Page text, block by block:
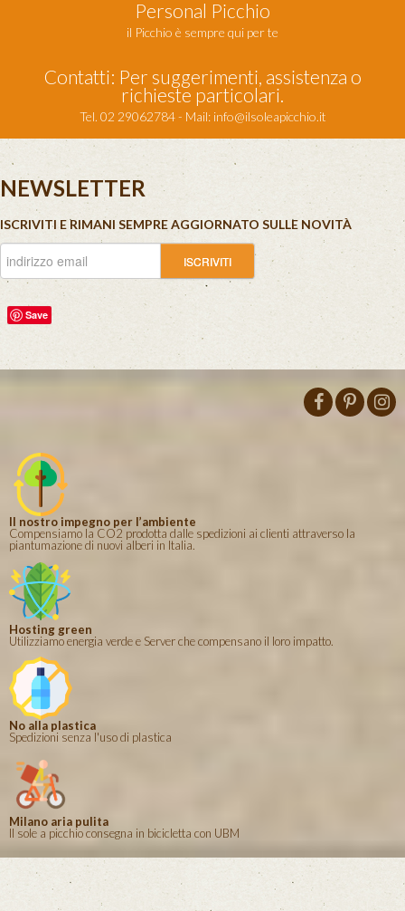
Personal Picchio
il Picchio è sempre qui per te
Contatti: Per suggerimenti, assistenza o
richieste particolari.
Tel. 02 29062784 - Mail: info@ilsoleapicchio.it
NEWSLETTER
ISCRIVITI E RIMANI SEMPRE AGGIORNATO SULLE NOVITÀ
Save
Il nostro impegno per l’ambiente
Compensiamo la CO2 prodotta dalle spedizioni ai clienti attraverso la
piantumazione di nuovi alberi in Italia.
Hosting green
Utilizziamo energia verde e Server che compensano il loro impatto.
No alla plastica
Spedizioni senza l'uso di plastica
Milano aria pulita
Il sole a picchio consegna in bicicletta con UBM